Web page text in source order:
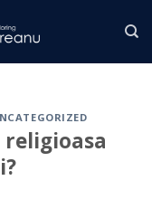
religioasa